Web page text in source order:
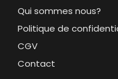
Qui sommes nous?
Politique de
CGV
Contact